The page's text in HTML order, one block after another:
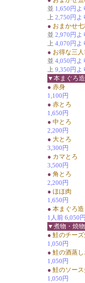
並 1,650円よ
上 2,750円よ
● おまかせ
並 2,970円よ
上 4,070円よ
● お得な三
並 4,050円よ
上 9,350円よ
▼本まぐろ
● 赤身
1,100円
● 赤とろ
1,650円
● 中とろ
2,200円
● 大とろ
3,300円
● カマとろ
3,500円
● 角とろ
2,200円
● ほほ肉
1,650円
● 本まぐろ
1人前 6,050
▼煮物・焼
● 鮭のチー
1,050円
● 鮭の酒蒸
1,050円
● 鮭のソー
1,050円